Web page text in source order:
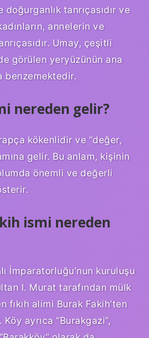
doğurganlık tanrıçasıdır ve
annelerin ve
Umay, çeşitli
görülen yeryüzünün ana
benzemektedir.
nereden gelir?
kökenlidir ve “değer,
gelir. Bu anlam, kişinin
önemli ve değerli
ismi nereden
İmparatorluğu’nun kuruluşu
I. Murat tarafından mülk
fıkıh alimi Burak Fakih’ten
ayrıca “Burakgazi”,